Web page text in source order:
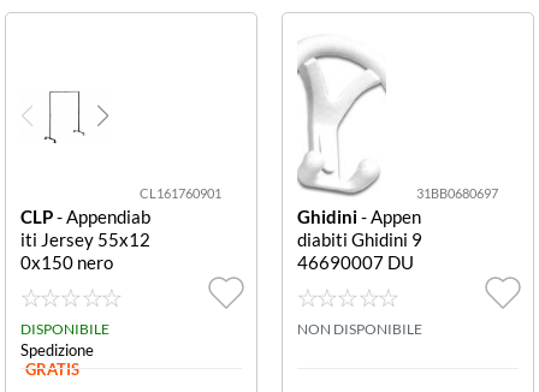
CL161760901
CLP- Appendiab
iti Jersey 55x12
0x150 nero
DISPONIBILE
Spedizione
GRATIS
31BB0680697
Ghidini- Appen
diabiti Ghidini 9
46690007 DU
MBO Bianco luc
idoAppendiabiti
Ghidini 946690
NON DISPONIBILE